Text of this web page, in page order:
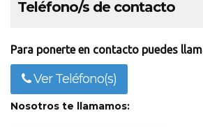
Teléfono/s de contacto
Para ponerte en contacto puedes
Ver Teléfono(s)
Nosotros te llamamos: